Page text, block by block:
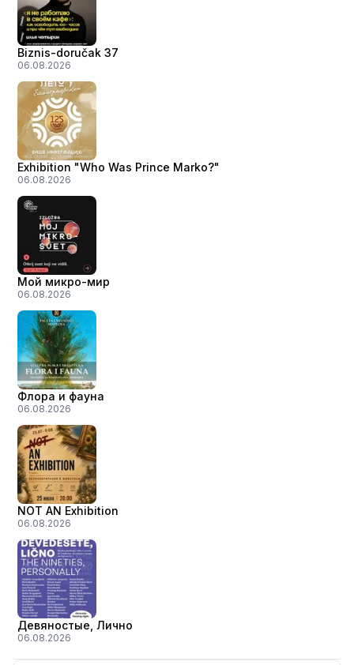
Biznis-doručak 37
06.08.2026
Exhibition "Who Was Prince Marko?"
06.08.2026
Мой микро-мир
06.08.2026
Флора и фауна
06.08.2026
NOT AN Exhibition
06.08.2026
Девяностые, Лично
06.08.2026